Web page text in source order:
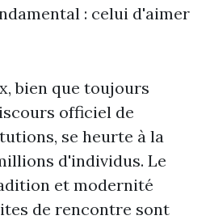
: celui d'aimer
bien que toujours
officiel de
se heurte à la
d'individus. Le
et modernité
de rencontre sont